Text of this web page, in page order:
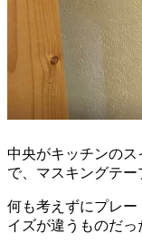
中央がキッチンの
で、マスキングテー
何も考えずにプレ
イズが違うものだっ